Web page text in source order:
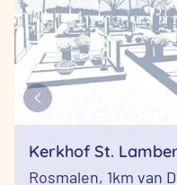
Kerkhof St.
Rosmalen, 1km van